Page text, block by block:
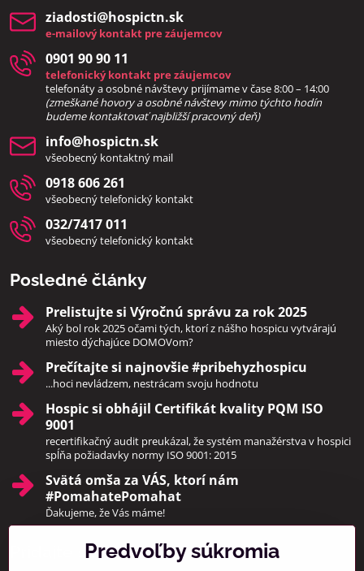
ziadosti​@hospictn​.sk
e-mailový kontakt pre záujemcov
0901 90 90 11
telefonický kontakt pre záujemcov
telefonáty a osobné návštevy prijímame v čase 8:00 – 14:00
(zmeškané hovory a osobné návštevy mimo týchto hodín
budeme kontaktovať najbližší pracovný deň)
info​@hospictn​.sk
všeobecný kontaktný mail
0918 606 261
všeobecný telefonický kontakt
032/7417 011
všeobecný telefonický kontakt
Posledné články
Prelistujte si Výročnú správu za rok 2025
Aký bol rok 2025 očami tých, ktorí z nášho hospicu vytvárajú
miesto dýchajúce DOMOVom?
Prečítajte si najnovšie #pribehyzhospicu
...hoci nevládzem, nestrácam svoju hodnotu
Hospic si obhájil Certifikát kvality PQM ISO
9001
recertifikačný audit preukázal, že systém manažérstva v hospici
spĺňa požiadavky normy ISO 9001: 2015
Svätá omša za VÁS, ktorí nám
#PomahatePomahat
Ďakujeme, že Vás máme!
Pridajte sa k námPredvoľby súkromia